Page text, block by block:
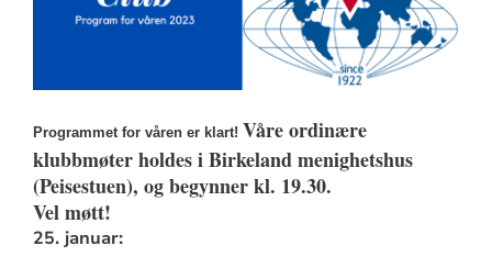
Programmet for våren er klart! Våre ordinære
klubbmøter holdes i Birkeland menighetshus
(Peisestuen), og begynner kl. 19.30.
Vel møtt!
25. januar: